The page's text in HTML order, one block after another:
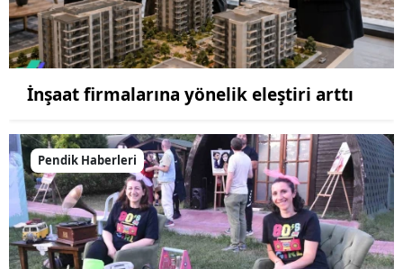
İnşaat firmalarına yönelik eleştiri arttı
Pendik Haberleri